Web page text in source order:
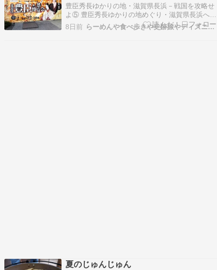
豊臣秀長ゆかりの地・滋賀県長浜－戦国を攻略せ
よ⑤ 豊臣秀長ゆかりの地めぐり・滋賀県長浜へ日
帰り旅行に行ってきました。最終回です。 虎姫駅
に移動し、道の駅 浅井三姉妹の郷、儀と絆へ伺い
8日前 らーめんや食べ歩きや史跡旅やディズニーのブログ
夏のじゅんじゅん